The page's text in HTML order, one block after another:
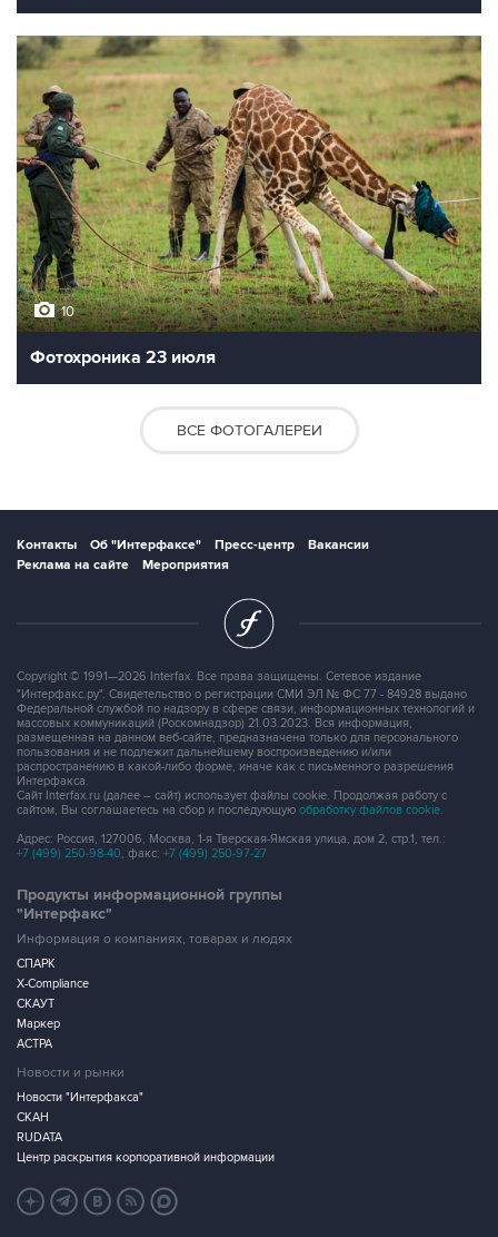
10
Фотохроника 23 июля
ВСЕ ФОТОГАЛЕРЕИ
Контакты Об "Интерфаксе" Пресс-центр
Вакансии
Реклама на сайте
Мероприятия
Copyright © 1991—2026 Interfax. Все права защищены. Сетевое издание
"Интерфакс.ру". Свидетельство о регистрации СМИ ЭЛ № ФС 77 - 84928 выдано
Федеральной службой по надзору в сфере связи, информационных технологий и
массовых коммуникаций (Роскомнадзор) 21.03.2023. Вся информация,
размещенная на данном веб-сайте, предназначена только для персонального
пользования и не подлежит дальнейшему воспроизведению и/или
распространению в какой-либо форме, иначе как с письменного разрешения
Интерфакса.
Сайт Interfax.ru (далее – сайт) использует файлы cookie. Продолжая работу с
сайтом, Вы соглашаетесь на сбор и последующую обработку файлов cookie.
Адрес: Россия, 127006, Москва, 1-я Тверская-Ямская улица, дом 2, стр.1, тел.:
+7 (499) 250-98-40, факс: +7 (499) 250-97-27
Продукты информационной группы
"Интерфакс"
Информация о компаниях, товарах и людях
СПАРК
X-Compliance
СКАУТ
Маркер
АСТРА
Новости и рынки
Новости "Интерфакса"
СКАН
RUDATA
Центр раскрытия корпоративной информации